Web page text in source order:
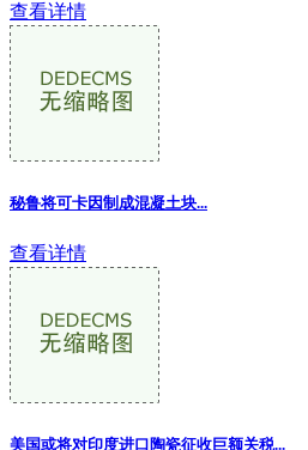
查看详情
秘鲁将可卡因制成混凝土块...
查看详情
美国或将对印度进口陶瓷征收巨额关税...